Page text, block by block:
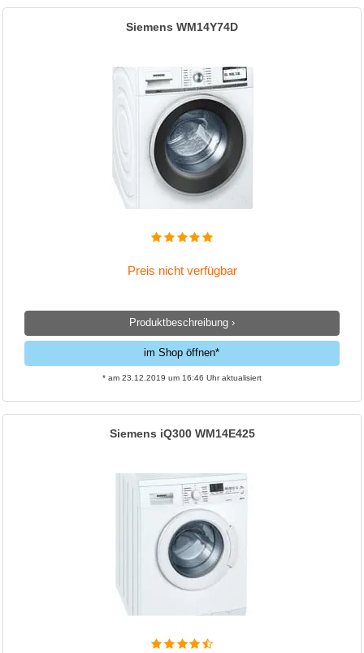
Siemens WM14Y74D
Preis nicht verfügbar
Produktbeschreibung ›
im Shop öffnen*
* am 23.12.2019 um 16:46 Uhr aktualisiert
Siemens iQ300 WM14E425